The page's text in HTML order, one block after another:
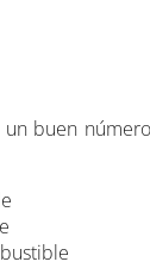
buen